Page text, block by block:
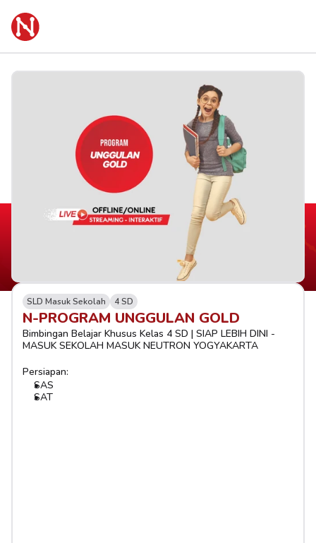
SLD Masuk Sekolah 4 SD
N-PROGRAM UNGGULAN GOLD
Bimbingan Belajar Khusus Kelas 4 SD | SIAP LEBIH DINI -
MASUK SEKOLAH MASUK NEUTRON YOGYAKARTA
Persiapan:
SAS
SAT